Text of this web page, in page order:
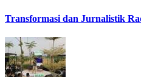
Transformasi dan Jurnalistik